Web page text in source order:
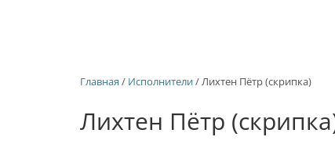
Главная / Исполнители/ Лихтен Пётр (скрипка)
Лихтен Пётр